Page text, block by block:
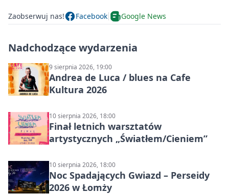
Zaobserwuj nas! Facebook Google News
Nadchodzące wydarzenia
9 sierpnia 2026, 19:00
Andrea de Luca / blues na Cafe
Kultura 2026
10 sierpnia 2026, 18:00
Finał letnich warsztatów
artystycznych „Światłem/Cieniem”
10 sierpnia 2026, 18:00
Noc Spadających Gwiazd – Perseidy
2026 w Łomży